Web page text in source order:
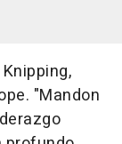
"Mandon